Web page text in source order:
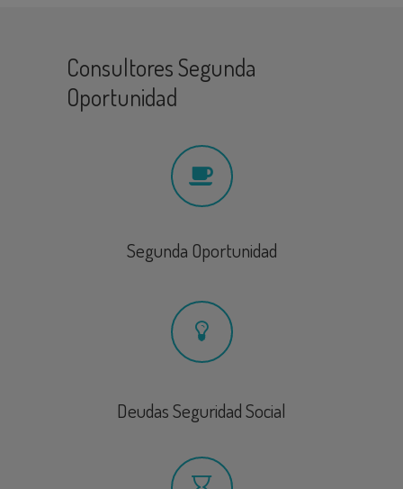
Consultores Segunda
Oportunidad
Segunda Oportunidad
Deudas Seguridad Social